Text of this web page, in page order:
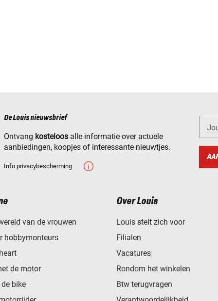
De Louis nieuwsbrief
Ontvang kosteloos alle informatie over actuele
aanbiedingen, koopjes of interessante nieuwtjes.
Info privacybescherming
van de vrouwen
hobbymonteurs
de motor
bike
Over Louis
Louis stelt zich voor
Filialen
Vacatures
Rondom het winkelen
Btw terugvragen